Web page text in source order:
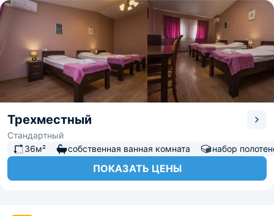
Трехместный
Стандартный
36м²
собственная ванная комната набор
ПОКАЗАТЬ ЦЕНЫ